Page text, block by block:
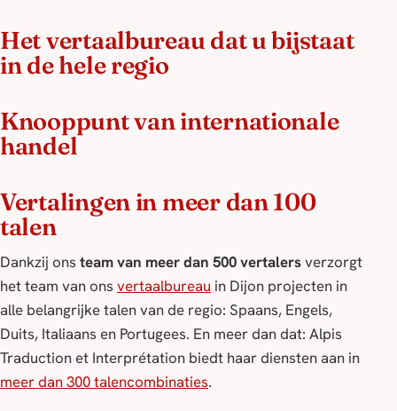
Het vertaalbureau dat u bijstaat
in de hele regio
Knooppunt van internationale
handel
Vertalingen in meer dan 100
talen
Dankzij ons team van meer dan 500 vertalersverzorgt
het team van ons vertaalbureau in Dijon projecten in
alle belangrijke talen van de regio: Spaans, Engels,
Duits, Italiaans en Portugees. En meer dan dat: Alpis
Traduction et Interprétation biedt haar diensten aan in
meer dan 300 talencombinaties.